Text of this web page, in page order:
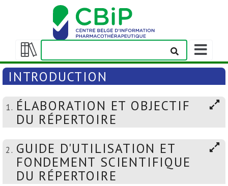
Afficher/masquer
la
table
matières
Afficher/
la
barre
navigation
INTRODUCTION
1. ÉLABORATION ET OBJECTIF
DU RÉPERTOIRE
2. GUIDE D'UTILISATION ET
FONDEMENT SCIENTIFIQUE
DU RÉPERTOIRE